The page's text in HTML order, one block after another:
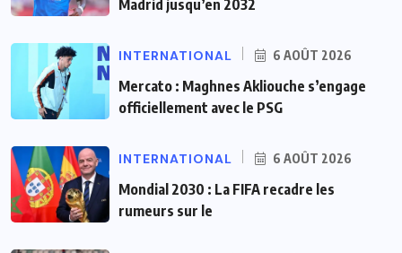
Madrid jusqu’en 2032
INTERNATIONAL 6 AOÛT 2026
Mercato : Maghnes Akliouche s’engage
officiellement avec le PSG
INTERNATIONAL 6 AOÛT 2026
Mondial 2030 : La FIFA recadre les
rumeurs sur le